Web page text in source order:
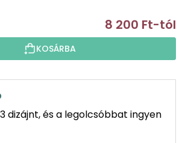
8 200 Ft-tól
KOSÁRBA
3 dizájnt, és a legolcsóbbat ingyen